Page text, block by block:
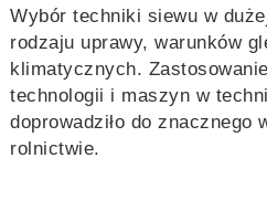
Wybór techniki siewu w
rodzaju uprawy, warunków
klimatycznych.
technologii i maszyn w
doprowadziło do znacznego
rolnictwie.